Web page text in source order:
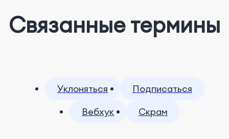
Связанные термины
Уклоняться
Подписаться
Вебхук
Скрам